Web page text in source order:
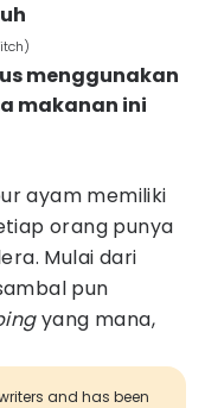
menggunakan
makanan ini
ayam memiliki
orang punya
Mulai dari
pun
yang mana,
and has been